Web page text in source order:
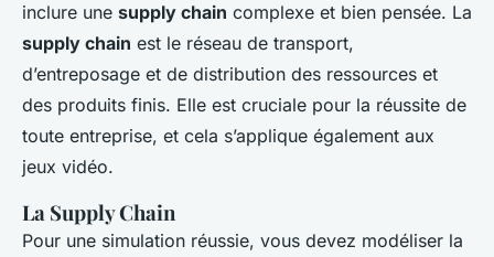
inclure une supply chain complexe et bien pensée. La
supply chain est le réseau de transport,
d’entreposage et de distribution des ressources et
des produits finis. Elle est cruciale pour la réussite de
toute entreprise, et cela s’applique également aux
jeux vidéo.
La Supply Chain
Pour une simulation réussie, vous devez modéliser la